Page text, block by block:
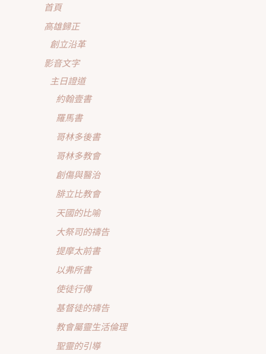
首頁
高雄歸正
創立沿革
影音文字
主日證道
約翰壹書
羅馬書
哥林多後書
哥林多教會
創傷與醫治
腓立比教會
天國的比喻
大祭司的禱告
提摩太前書
以弗所書
使徒行傳
基督徒的禱告
教會屬靈生活倫理
聖靈的引導